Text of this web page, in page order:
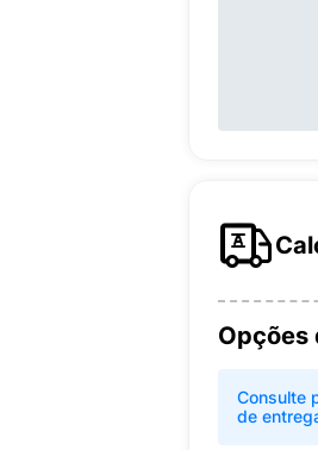
Opções
Consulte
de